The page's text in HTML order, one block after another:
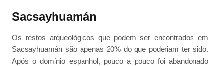
Sacsayhuamán
Os restos arqueológicos que podem ser encontrados em
Sacsayhuamán são apenas 20% do que poderiam ter sido.
Após o domínio espanhol, pouco a pouco foi abandonado